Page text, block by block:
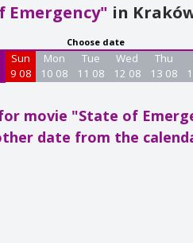
Emergency" in
Choose date
Sun
9 08
Mon
10 08
Tue
11 08
Wed
12 08
Thu
13 08
movie "State of
date from the